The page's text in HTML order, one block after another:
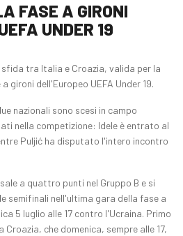
FASE A GIRONI
UNDER 19
tra Italia e Croazia, valida per la
gironi dell'Europeo UEFA Under 19.
nazionali sono scesi in campo
nella competizione: Idele è entrato al
Puljić ha disputato l'intero incontro
a quattro punti nel Gruppo B e si
semifinali nell'ultima gara della fase a
5 luglio alle 17 contro l'Ucraina. Primo
Croazia, che domenica, sempre alle 17,